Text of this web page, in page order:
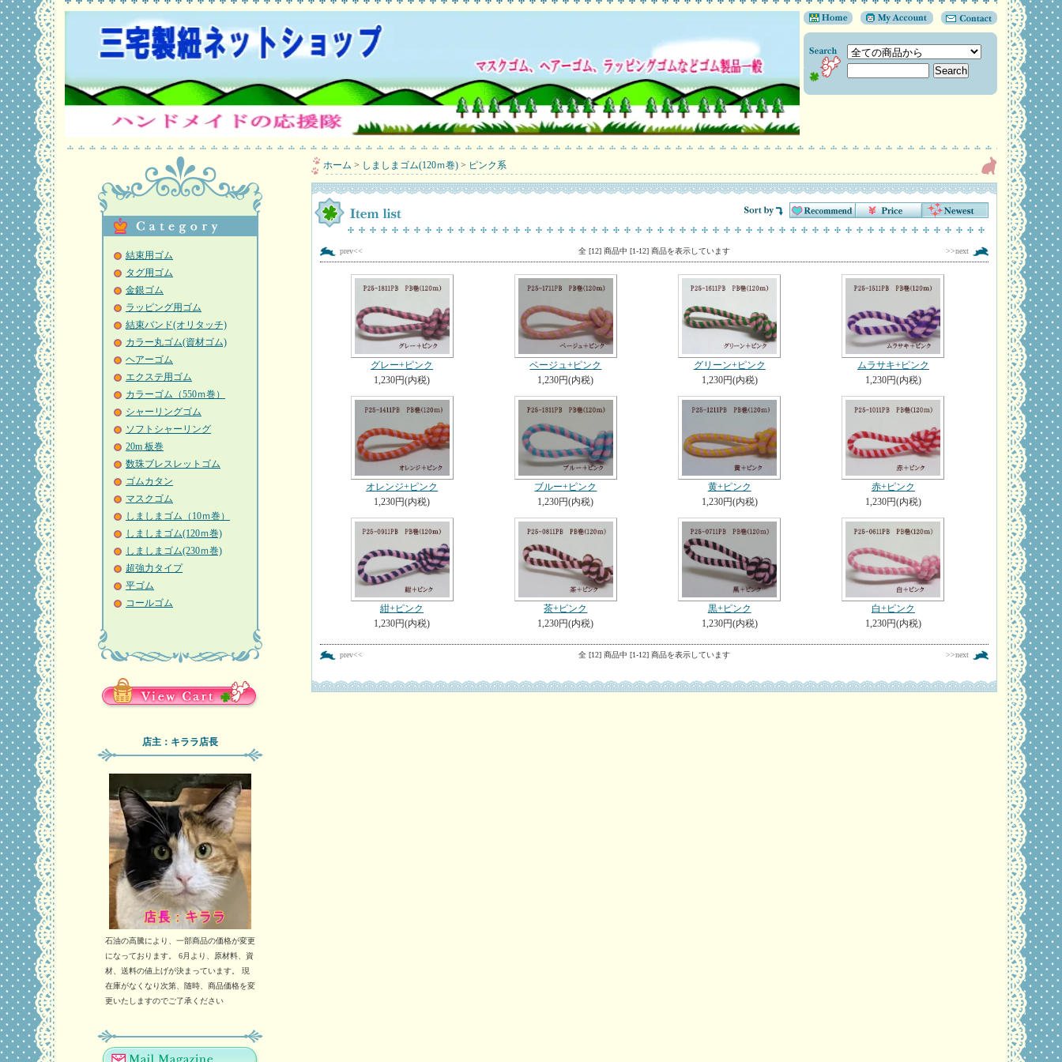
結束用ゴム
タグ用ゴム
金銀ゴム
ラッピング用ゴム
結束バンド(オリタッチ)
カラー丸ゴム(資材ゴム)
ヘアーゴム
エクステ用ゴム
カラーゴム（550ｍ巻）
シャーリングゴム
ソフトシャーリング
20m 板巻
数珠ブレスレットゴム
ゴムカタン
マスクゴム
しましまゴム（10ｍ巻）
しましまゴム(120ｍ巻)
しましまゴム(230ｍ巻)
超強力タイプ
平ゴム
コールゴム
店主：キララ店長
石油の高騰により、一部商品の価格が変更
になっております。 6月より、原材料、資
材、送料の値上げが決まっています。 現
在庫がなくなり次第、随時、商品価格を変
更いたしますのでご了承ください
ホーム > しましまゴム(120ｍ巻) > ピンク系
prev<< 全 [12] 商品中 [1-12] 商品を表示しています >>next
グレー+ピンク
1,230円(内税)
ベージュ+ピンク
1,230円(内税)
グリーン+ピンク
1,230円(内税)
ムラサキ+ピンク
1,230円(内税)
オレンジ+ピンク
1,230円(内税)
ブルー+ピンク
1,230円(内税)
黄+ピンク
1,230円(内税)
赤+ピンク
1,230円(内税)
紺+ピンク
1,230円(内税)
茶+ピンク
1,230円(内税)
黒+ピンク
1,230円(内税)
白+ピンク
1,230円(内税)
prev<< 全 [12] 商品中 [1-12] 商品を表示しています >>next